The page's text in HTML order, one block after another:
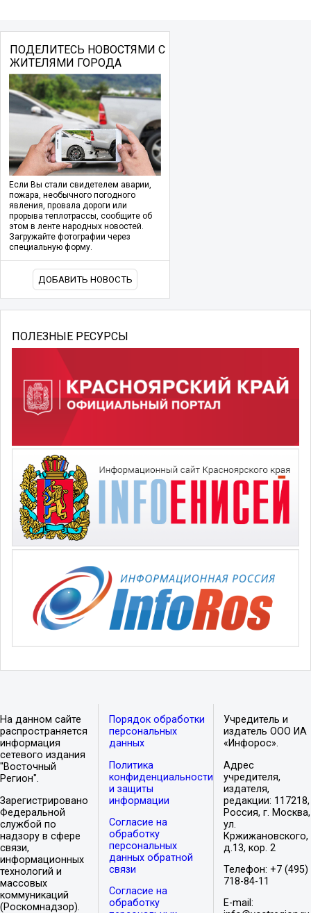
ПОДЕЛИТЕСЬ НОВОСТЯМИ С
ЖИТЕЛЯМИ ГОРОДА
Если Вы стали свидетелем аварии,
пожара, необычного погодного
явления, провала дороги или
прорыва теплотрассы, сообщите об
этом в ленте народных новостей.
Загружайте фотографии через
специальную форму.
ДОБАВИТЬ НОВОСТЬ
ПОЛЕЗНЫЕ РЕСУРСЫ
На данном сайте
распространяется
информация
сетевого издания
"Восточный
Регион".
Зарегистрировано
Федеральной
службой по
надзору в сфере
связи,
информационных
технологий и
массовых
коммуникаций
(Роскомнадзор).
Порядок обработки
персональных
данных
Политика
конфиденциальности
и защиты
информации
Согласие на
обработку
персональных
данных обратной
связи
Согласие на
обработку
Учредитель и
издатель ООО ИА
«Инфорос».
Адрес
учредителя,
издателя,
редакции: 117218,
Россия, г. Москва,
ул.
Кржижановского,
д.13, кор. 2
Телефон: +7 (495)
718-84-11
E-mail: